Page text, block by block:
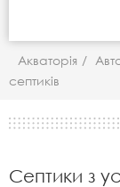
Акваторія /
септиків
Септики з